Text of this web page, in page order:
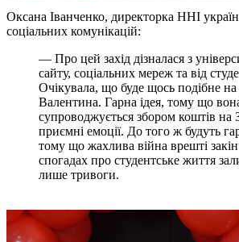
Оксана Іванченко, директорка ННІ
соціальних комунікацій:
— Про цей захід дізналася з
сайту, соціальних мереж та від
Очікувала, що буде щось подібне
Валентина. Гарна ідея, тому що
супроводжується збором коштів на
приємні емоції. До того ж будуть
тому що жахлива війна врешті
спогадах про студентське життя
лише тривоги.